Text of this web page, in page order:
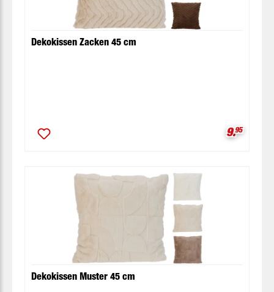
Dekokissen Zacken 45 cm
9.95
Dekokissen Muster 45 cm